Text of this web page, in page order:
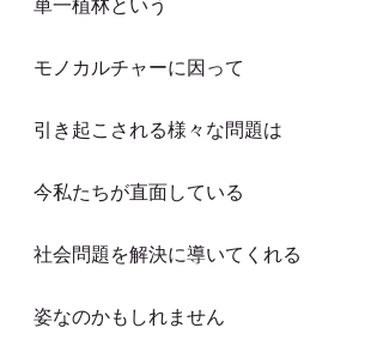
モノカルチャーに因って
引き起こされる様々な問題は
今私たちが直面している
社会問題を解決に導いてくれる
姿なのかもしれません